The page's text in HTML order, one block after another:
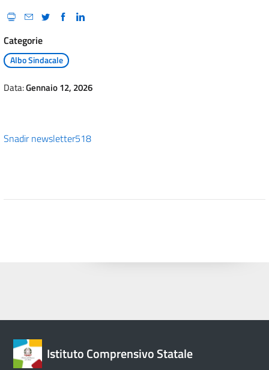
Categorie
Albo Sindacale
Data:Gennaio 12, 2026
Snadir newsletter518
Istituto Comprensivo Statale